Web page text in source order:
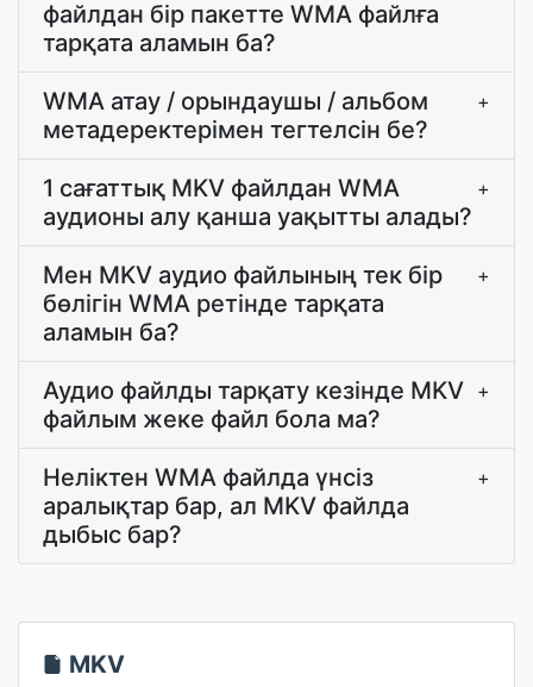
файлдан бір пакетте WMA файлға
тарқата аламын ба?
WMA атау / орындаушы / альбом
метадеректерімен тегтелсін бе?
+
1 сағаттық MKV файлдан WMA
аудионы алу қанша уақытты алады?
+
Мен MKV аудио файлының тек бір
бөлігін WMA ретінде тарқата
аламын ба?
+
Аудио файлды тарқату кезінде MKV
файлым жеке файл бола ма?
+
Неліктен WMA файлда үнсіз
аралықтар бар, ал MKV файлда
дыбыс бар?
+
MKV